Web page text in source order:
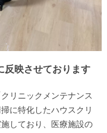
映させております
リニックメンテナンス
に特化したハウスクリ
しており、医療施設の